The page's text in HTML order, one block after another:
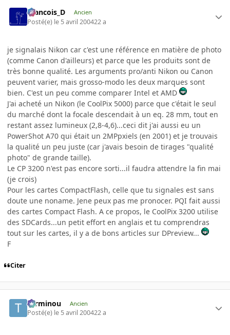
Francois_D Ancien
Posté(e) le 5 avril 200422 a
je signalais Nikon car c'est une référence en matière de photo
(comme Canon d'ailleurs) et parce que les produits sont de
très bonne qualité. Les arguments pro/anti Nikon ou Canon
peuvent varier, mais grosso-modo les deux marques sont
bien. C'est un peu comme comparer Intel et AMD
J'ai acheté un Nikon (le CoolPix 5000) parce que c'était le seul
du marché dont la focale descendait à un eq. 28 mm, tout en
restant assez lumineux (2,8-4,6)...ceci dit j'ai aussi eu un
PowerShot A70 qui était un 2MPpxiels (en 2001) et je trouvais
la qualité un peu juste (car j'avais besoin de tirages "qualité
photo" de grande taille).
Le CP 3200 n'est pas encore sorti...il faudra attendre la fin mai
(je crois)
Pour les cartes CompactFlash, celle que tu signales est sans
doute une noname. Jene peux pas me pronocer. PQI fait aussi
des cartes Compact Flash. A ce propos, le CoolPix 3200 utilise
des SDCards...un petit effort en anglais et tu comprendras
tout sur les cartes, il y a de bons articles sur DPreview...
F
Citer
Terminou Ancien
Posté(e) le 5 avril 200422 a